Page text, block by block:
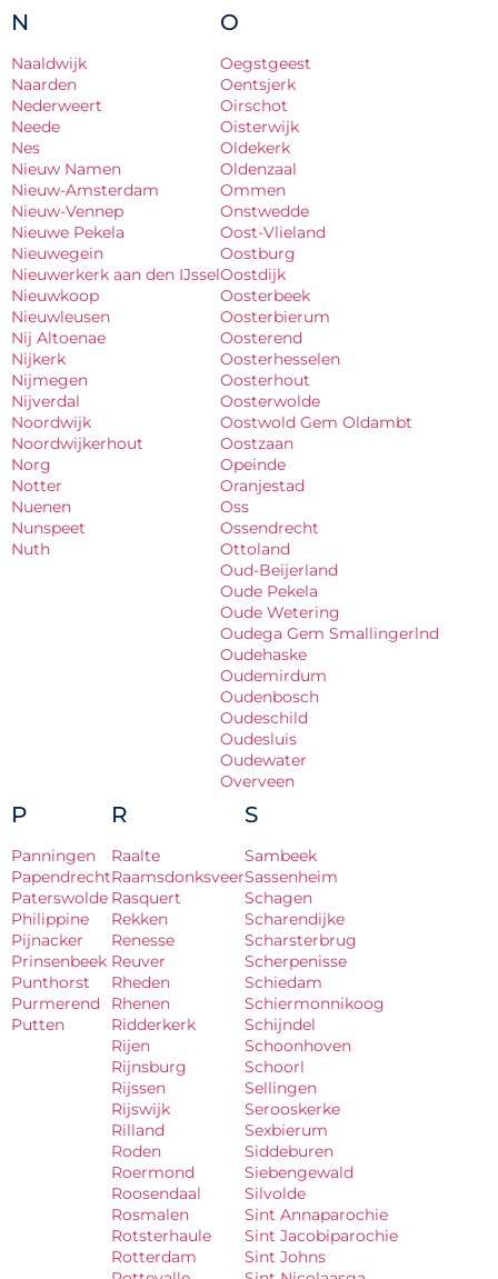
N
Naaldwijk
Naarden
Nederweert
Neede
Nes
Nieuw Namen
Nieuw-Amsterdam
Nieuw-Vennep
Nieuwe Pekela
Nieuwegein
Nieuwerkerk aan den IJssel
Nieuwkoop
Nieuwleusen
Nij Altoenae
Nijkerk
Nijmegen
Nijverdal
Noordwijk
Noordwijkerhout
Norg
Notter
Nuenen
Nunspeet
Nuth
O
Oegstgeest
Oentsjerk
Oirschot
Oisterwijk
Oldekerk
Oldenzaal
Ommen
Onstwedde
Oost-Vlieland
Oostburg
Oostdijk
Oosterbeek
Oosterbierum
Oosterend
Oosterhesselen
Oosterhout
Oosterwolde
Oostwold Gem Oldambt
Oostzaan
Opeinde
Oranjestad
Oss
Ossendrecht
Ottoland
Oud-Beijerland
Oude Pekela
Oude Wetering
Oudega Gem Smallingerlnd
Oudehaske
Oudemirdum
Oudenbosch
Oudeschild
Oudesluis
Oudewater
Overveen
P
Panningen
Papendrecht
Paterswolde
Philippine
Pijnacker
Prinsenbeek
Punthorst
Purmerend
Putten
R
Raalte
Raamsdonksveer
Rasquert
Rekken
Renesse
Reuver
Rheden
Rhenen
Ridderkerk
Rijen
Rijnsburg
Rijssen
Rijswijk
Rilland
Roden
Roermond
Roosendaal
Rosmalen
Rotsterhaule
Rotterdam
S
Sambeek
Sassenheim
Schagen
Scharendijke
Scharsterbrug
Scherpenisse
Schiedam
Schiermonnikoog
Schijndel
Schoonhoven
Schoorl
Sellingen
Serooskerke
Sexbierum
Siddeburen
Siebengewald
Silvolde
Sint Annaparochie
Sint Jacobiparochie
Sint Johns